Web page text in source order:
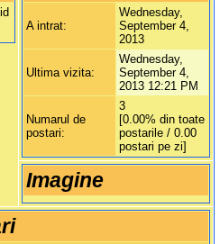
A intrat:
Wednesday,
September 4,
2013
Ultima vizita:
Wednesday,
September 4,
2013 12:21 PM
Numarul de
postari:
3
[0.00% din toate
postarile / 0.00
postari pe zi]
Imagine